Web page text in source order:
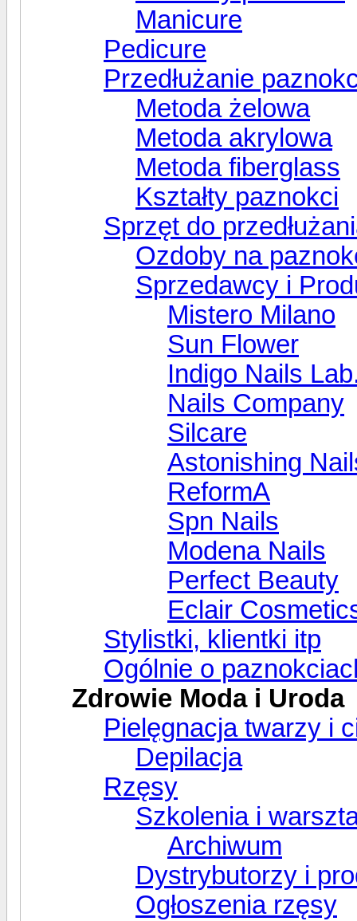
Manicure
Pedicure
Przedłużanie
Metoda żelowa
Metoda akrylowa
Metoda fiberglass
Kształty paznokci
Sprzęt do
Ozdoby na
Sprzedawcy i
Mistero Milano
Sun Flower
Indigo Nails
Nails Company
Silcare
Astonishing
ReformA
Spn Nails
Modena Nails
Perfect Beauty
Eclair
Stylistki, klientki itp
Ogólnie o
Zdrowie Moda i Uroda
Pielęgnacja twarzy i
Depilacja
Rzęsy
Szkolenia i
Archiwum
Dystrybutorzy i
Ogłoszenia rzęsy